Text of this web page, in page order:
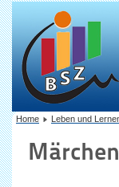
Home Leben und